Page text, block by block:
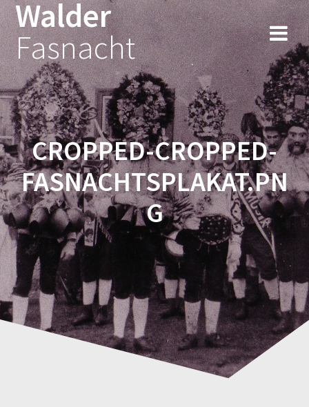
Walder
Fasnacht
CROPPED-CROPPED-
FASNACHTSPLAKAT.PN
G